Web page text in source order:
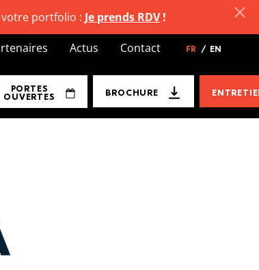
Actus Contact FR / EN
PORTES
OUVERTES
BROCHURE
votre portfolio : Je prends RDV!